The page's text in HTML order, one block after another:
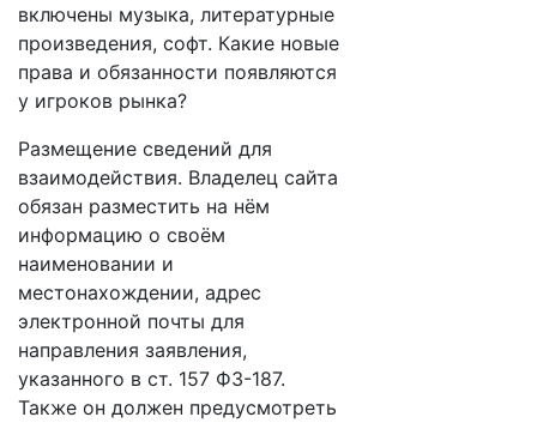
включены музыка, литературные
произведения, софт. Какие новые
права и обязанности появляются
у игроков рынка?
Размещение сведений для
взаимодействия. Владелец сайта
обязан разместить на нём
информацию о своём
наименовании и
местонахождении, адрес
электронной почты для
направления заявления,
указанного в ст. 157 ФЗ-187.
Также он должен предусмотреть